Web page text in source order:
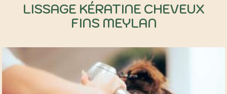
LISSAGE KÉRATINE CHEVEUX
FINS MEYLAN